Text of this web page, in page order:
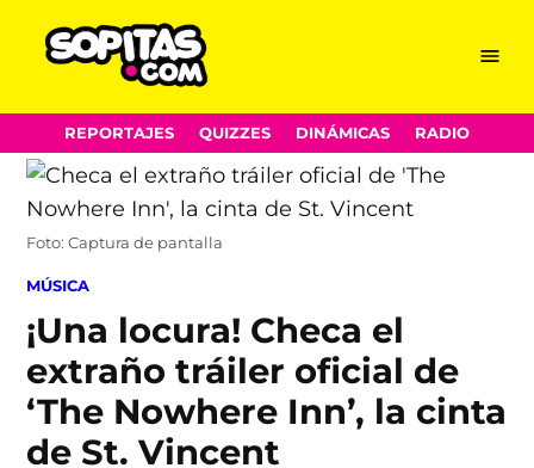
Skip
to
content
Menu
REPORTAJES QUIZZES DINÁMICAS RADIO
Foto: Captura de pantalla
POSTED
MÚSICA
¡Una locura! Checa el
extraño tráiler oficial de
‘The Nowhere Inn’, la cinta
de St. Vincent